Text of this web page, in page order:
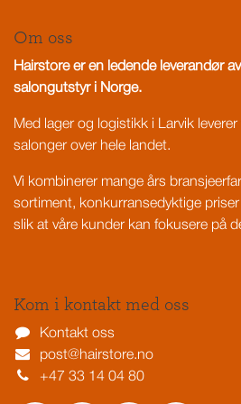
Om oss
Hairstore er en ledende leverandør
salongutstyr i Norge.
Med lager og logistikk i Larvik
salonger over hele landet.
Vi kombinerer mange års
sortiment, konkurransedyktige
slik at våre kunder kan fokusere på
Kom i kontakt med oss
Kontakt oss
post@hairstore.no
+47 33 14 04 80